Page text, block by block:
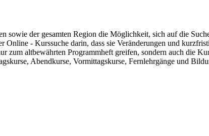
der gesamten Region die Möglichkeit, sich auf die
Online - Kurssuche darin, dass sie Veränderungen und
altbewährten Programmheft greifen, sondern auch die
Abendkurse, Vormittagskurse, Fernlehrgänge und